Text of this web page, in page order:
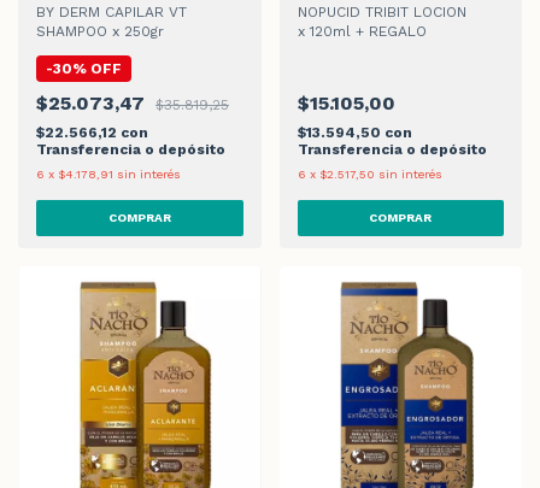
BY DERM CAPILAR VT
SHAMPOO x 250gr
-30% OFF
$25.073,47
$35.819,25
$22.566,12 con
Transferencia o depósito
6 x $4.178,91 sin interés
NOPUCID TRIBIT LOCION
x 120ml + REGALO
$15.105,00
$13.594,50 con
Transferencia o depósito
6 x $2.517,50 sin interés